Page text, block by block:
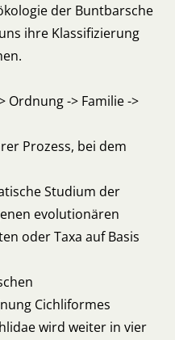
der Buntbarsche
ihre Klassifizierung
Ordnung -> Familie ->
Prozess, bei dem
Studium der
evolutionären
oder Taxa auf Basis
Cichliformes
wird weiter in vier